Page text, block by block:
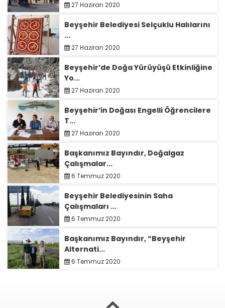
27 Haziran 2020
Beyşehir Belediyesi Selçuklu Halılarını
...
27 Haziran 2020
Beyşehir’de Doğa Yürüyüşü Etkinliğine
Yo...
27 Haziran 2020
Beyşehir’in Doğası Engelli Öğrencilere
T...
27 Haziran 2020
Başkanımız Bayındır, Doğalgaz
Çalışmalar...
6 Temmuz 2020
Beyşehir Belediyesinin Saha
Çalışmaları ...
6 Temmuz 2020
Başkanımız Bayındır, “Beyşehir
Alternati...
6 Temmuz 2020